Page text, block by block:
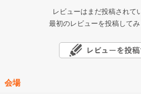
レビューはまだ投稿されて
最初のレビューを投稿してみ
会場